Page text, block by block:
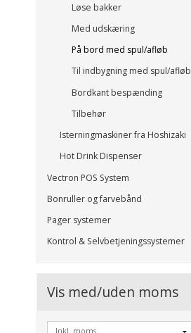
Løse bakker
Med udskæring
På bord med spul/afløb
Til indbygning med spul/afløb
Bordkant bespænding
Tilbehør
Isterningmaskiner fra Hoshizaki
Hot Drink Dispenser
Vectron POS System
Bonruller og farvebånd
Pager systemer
Kontrol & Selvbetjeningssystemer
Vis med/uden moms